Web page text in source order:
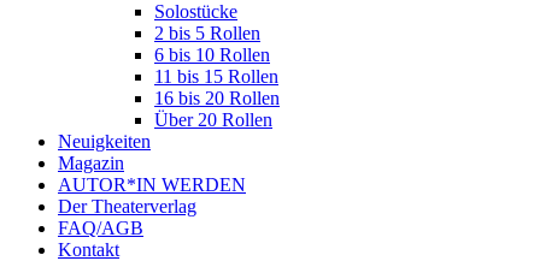
Solostücke
2 bis 5 Rollen
6 bis 10 Rollen
11 bis 15 Rollen
16 bis 20 Rollen
Über 20 Rollen
Neuigkeiten
Magazin
AUTOR*IN WERDEN
Der Theaterverlag
FAQ/AGB
Kontakt